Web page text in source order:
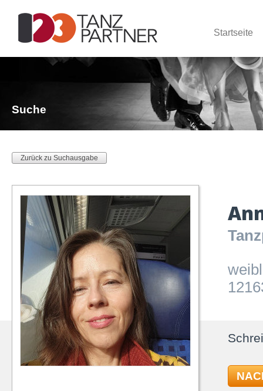
Startseite
Suche
Zurück zu Suchausgabe